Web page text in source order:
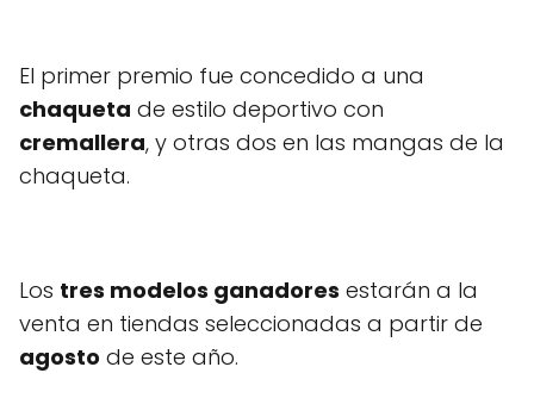
El primer premio fue concedido a una
chaqueta de estilo deportivo con
cremallera, y otras dos en las mangas de la
chaqueta.
Los tres modelos ganadores estarán a la
venta en tiendas seleccionadas a partir de
agosto de este año.